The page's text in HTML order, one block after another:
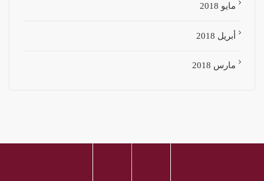
مايو 2018
أبريل 2018
مارس 2018